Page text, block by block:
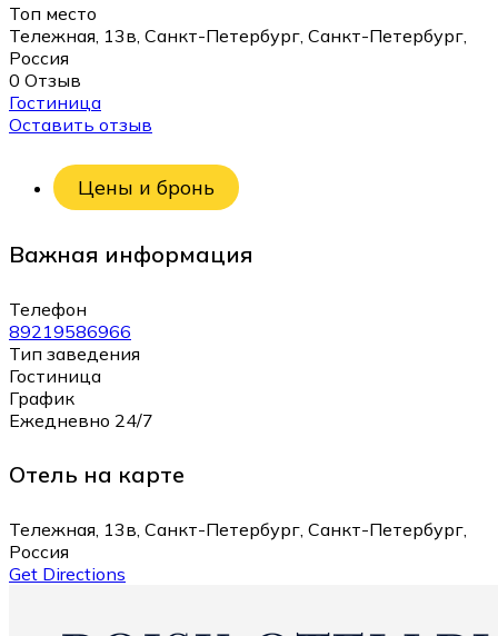
Топ место
Тележная, 13в, Санкт-Петербург, Санкт-Петербург,
Россия
0 Отзыв
Гостиница
Оставить отзыв
Цены и бронь
Важная информация
Телефон
89219586966
Тип заведения
Гостиница
График
Ежедневно 24/7
Отель на карте
Тележная, 13в, Санкт-Петербург, Санкт-Петербург,
Россия
Get Directions